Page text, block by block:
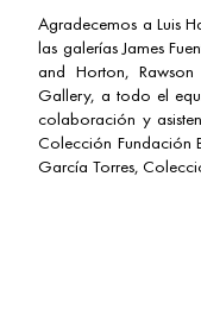
Agradecemos a Luis
las galerías James
and Horton,
Gallery, a todo el
colaboración y
Colección Fundación
García Torres,